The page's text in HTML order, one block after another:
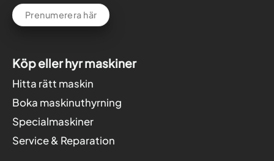
Prenumerera här
Köp eller hyr maskiner
Hitta rätt maskin
Boka maskinuthyrning
Specialmaskiner
Service & Reparation